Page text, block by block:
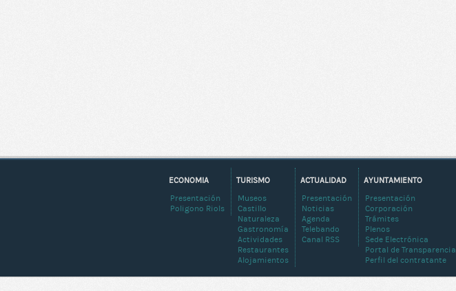
AYUNTAMIENTO
Presentación
Corporación
Trámites
Plenos
Sede Electrónica
Portal de Transparencia
Perfil del contratante
ACTUALIDAD
Presentación
Noticias
Agenda
Telebando
Canal RSS
TURISMO
Museos
Castillo
Naturaleza
Gastronomía
Actividades
Restaurantes
Alojamientos
ECONOMIA
Presentación
Poligono Riols